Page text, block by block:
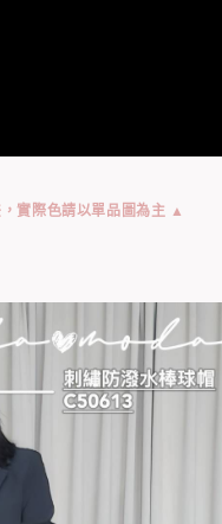
實際色請以單品圖為主 ▲